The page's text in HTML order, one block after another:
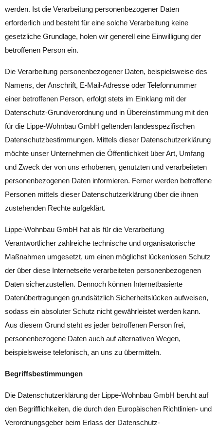
werden. Ist die Verarbeitung personenbezogener Daten
erforderlich und besteht für eine solche Verarbeitung keine
gesetzliche Grundlage, holen wir generell eine Einwilligung der
betroffenen Person ein.
Die Verarbeitung personenbezogener Daten, beispielsweise des
Namens, der Anschrift, E-Mail-Adresse oder Telefonnummer
einer betroffenen Person, erfolgt stets im Einklang mit der
Datenschutz-Grundverordnung und in Übereinstimmung mit den
für die Lippe-Wohnbau GmbH geltenden landesspezifischen
Datenschutzbestimmungen. Mittels dieser Datenschutzerklärung
möchte unser Unternehmen die Öffentlichkeit über Art, Umfang
und Zweck der von uns erhobenen, genutzten und verarbeiteten
personenbezogenen Daten informieren. Ferner werden betroffene
Personen mittels dieser Datenschutzerklärung über die ihnen
zustehenden Rechte aufgeklärt.
Lippe-Wohnbau GmbH hat als für die Verarbeitung
Verantwortlicher zahlreiche technische und organisatorische
Maßnahmen umgesetzt, um einen möglichst lückenlosen Schutz
der über diese Internetseite verarbeiteten personenbezogenen
Daten sicherzustellen. Dennoch können Internetbasierte
Datenübertragungen grundsätzlich Sicherheitslücken aufweisen,
sodass ein absoluter Schutz nicht gewährleistet werden kann.
Aus diesem Grund steht es jeder betroffenen Person frei,
personenbezogene Daten auch auf alternativen Wegen,
beispielsweise telefonisch, an uns zu übermitteln.
Begriffsbestimmungen
Die Datenschutzerklärung der Lippe-Wohnbau GmbH beruht auf
den Begrifflichkeiten, die durch den Europäischen Richtlinien- und
Verordnungsgeber beim Erlass der Datenschutz-